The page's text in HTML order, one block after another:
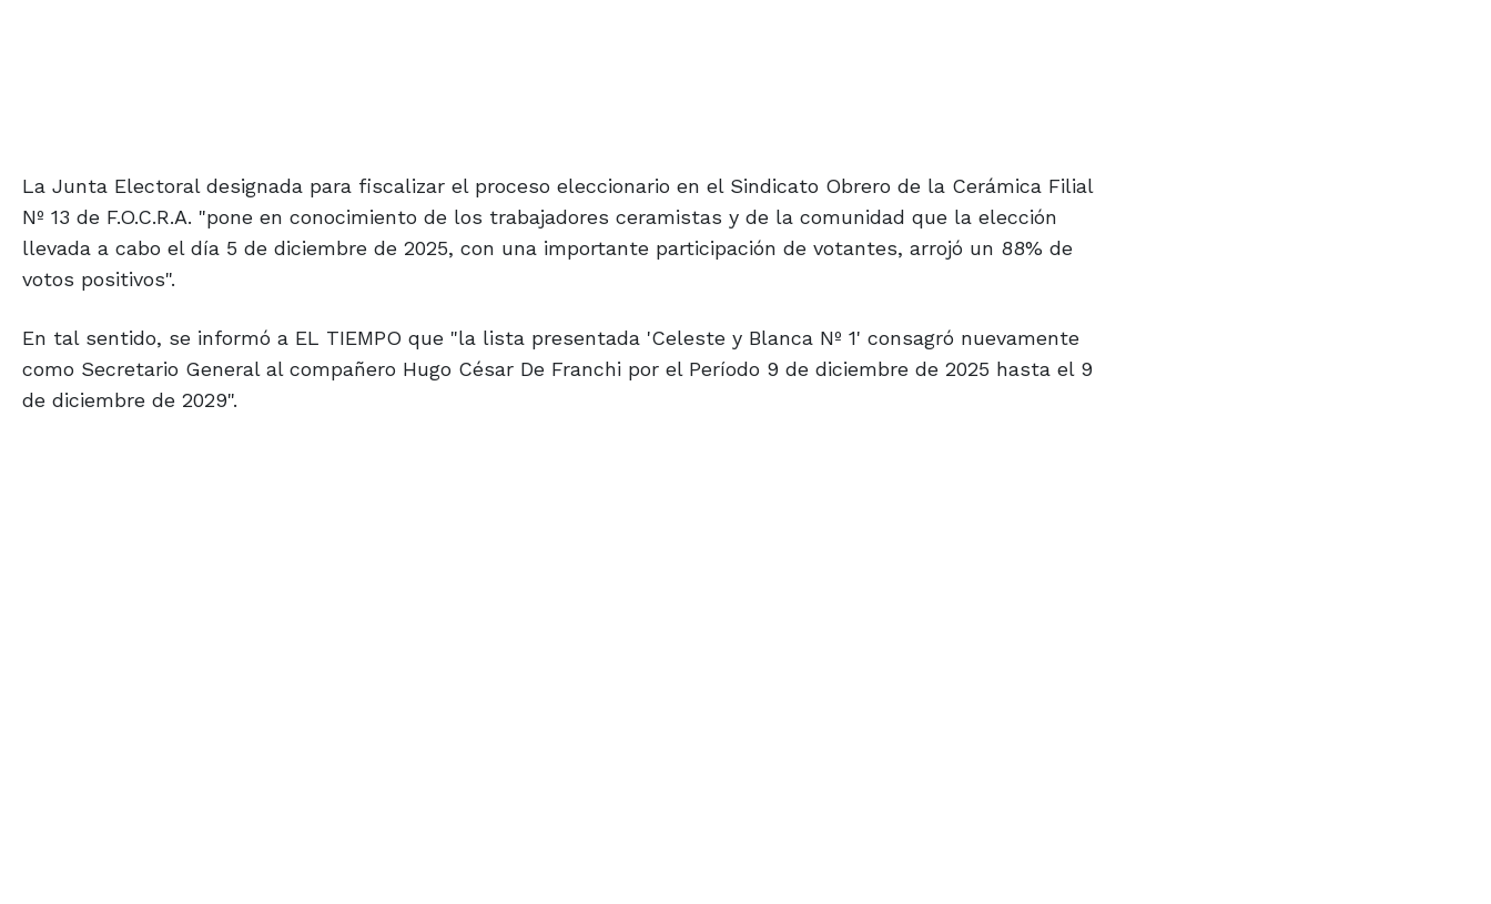
La Junta Electoral designada para fiscalizar el proceso eleccionario en el Sindicato Obrero de la Cerámica Filial
Nº 13 de F.O.C.R.A. "pone en conocimiento de los trabajadores ceramistas y de la comunidad que la elección
llevada a cabo el día 5 de diciembre de 2025, con una importante participación de votantes, arrojó un 88% de
votos positivos".
En tal sentido, se informó a EL TIEMPO que "la lista presentada 'Celeste y Blanca Nº 1' consagró nuevamente
como Secretario General al compañero Hugo César De Franchi por el Período 9 de diciembre de 2025 hasta el 9
de diciembre de 2029".